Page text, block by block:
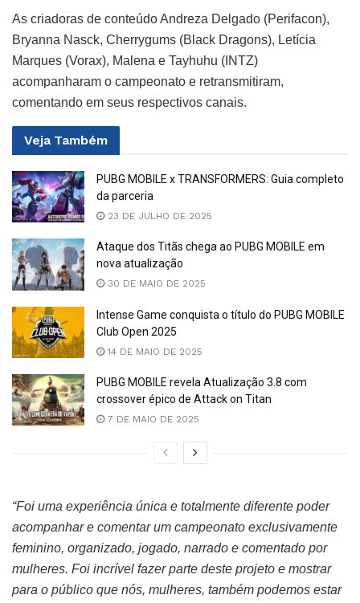
As criadoras de conteúdo Andreza Delgado (Perifacon),
Bryanna Nasck, Cherrygums (Black Dragons), Letícia
Marques (Vorax), Malena e Tayhuhu (INTZ)
acompanharam o campeonato e retransmitiram,
comentando em seus respectivos canais.
Veja Também
PUBG MOBILE x TRANSFORMERS: Guia completo
da parceria
23 DE JULHO DE 2025
Ataque dos Titãs chega ao PUBG MOBILE em
nova atualização
30 DE MAIO DE 2025
Intense Game conquista o título do PUBG MOBILE
Club Open 2025
14 DE MAIO DE 2025
PUBG MOBILE revela Atualização 3.8 com
crossover épico de Attack on Titan
7 DE MAIO DE 2025
“Foi uma experiência única e totalmente diferente poder
acompanhar e comentar um campeonato exclusivamente
feminino, organizado, jogado, narrado e comentado por
mulheres. Foi incrível fazer parte deste projeto e mostrar
para o público que nós, mulheres, também podemos estar